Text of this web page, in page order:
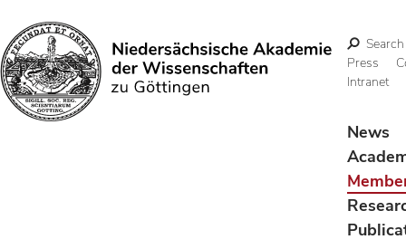
Search
Search
Press
Intranet
News